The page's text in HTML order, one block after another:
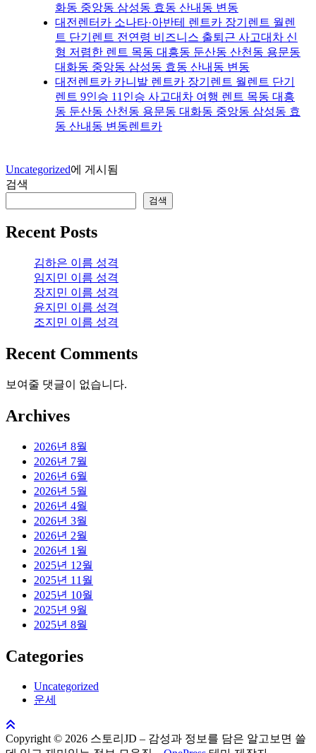
화동 중앙동 삼성동 효동 산내동 변동
대전렌터카 소나타·아반테 렌트카 장기렌트 월렌
트 단기렌트 전연령 비즈니스 출퇴근 사고대차 신
형 저렴한 렌트 목동 대흥동 둔산동 산천동 용문동
대화동 중앙동 삼성동 효동 산내동 변동
대전렌트카 카니발 렌트카 장기렌트 월렌트 단기
렌트 9인승 11인승 사고대차 여행 렌트 목동 대흥
동 둔산동 산천동 용문동 대화동 중앙동 삼성동 효
동 산내동 변동렌트카
Uncategorized에 게시됨
검색
검색
Recent Posts
김하은 이름 성격
임지민 이름 성격
장지민 이름 성격
윤지민 이름 성격
조지민 이름 성격
Recent Comments
보여줄 댓글이 없습니다.
Archives
2026년 8월
2026년 7월
2026년 6월
2026년 5월
2026년 4월
2026년 3월
2026년 2월
2026년 1월
2025년 12월
2025년 11월
2025년 10월
2025년 9월
2025년 8월
Categories
Uncategorized
운세
Copyright © 2026 스토리JD – 감성과 정보를 담은 알고보면 쓸